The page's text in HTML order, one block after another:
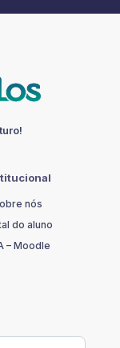
nós
do aluno
– Moodle